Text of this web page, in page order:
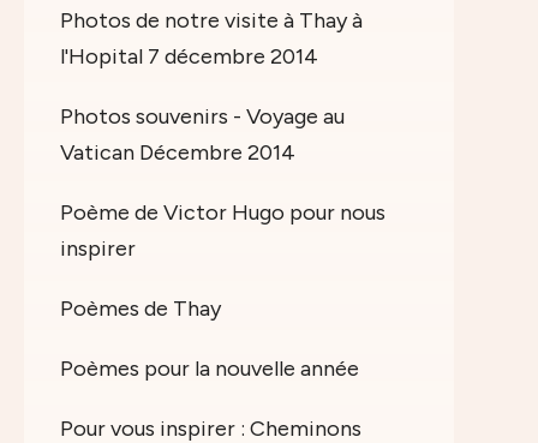
Photos de notre visite à Thay à
l'Hopital 7 décembre 2014
Photos souvenirs - Voyage au
Vatican Décembre 2014
Poème de Victor Hugo pour nous
inspirer
Poèmes de Thay
Poèmes pour la nouvelle année
Pour vous inspirer : Cheminons